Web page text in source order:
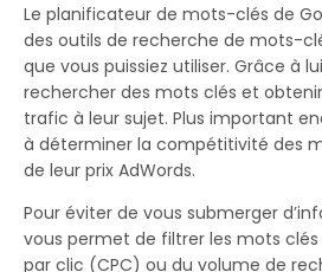
Le planificateur de mots-clés de
des outils de recherche de mots-
que vous puissiez utiliser. Grâce à
rechercher des mots clés et
trafic à leur sujet. Plus important
à déterminer la compétitivité des
de leur prix AdWords.
Pour éviter de vous submerger
vous permet de filtrer les mots
par clic (CPC) ou du volume de